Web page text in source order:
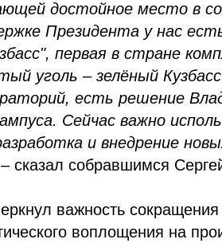
достойное место в
Президента у нас
первая в стране
уголь – зелёный
есть решение
Сейчас важно
и внедрение
– сказал собравшимся
важность
воплощения на